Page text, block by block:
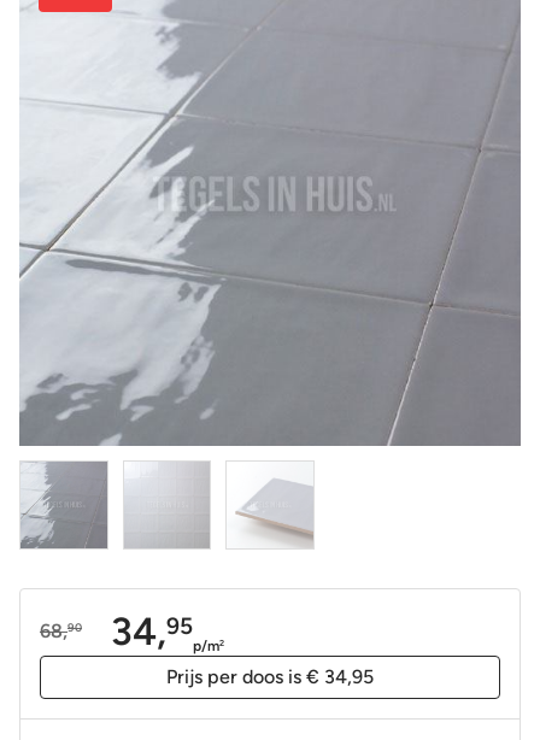
68,90
Oorspronkelijke
34,95
Huidige
p/m2
Prijs per doos is € 34,95